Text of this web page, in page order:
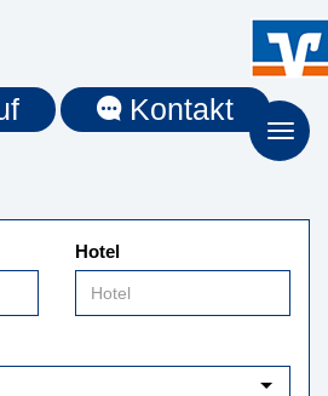
Toggle
Kontakt
Hotel